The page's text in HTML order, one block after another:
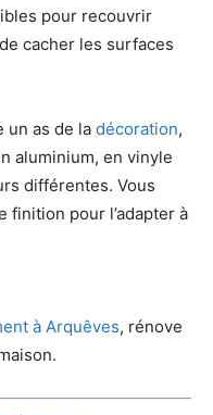
pour recouvrir
cacher les surfaces
un as de la décoration,
aluminium, en vinyle
différentes. Vous
finition pour l’adapter à
à Arquêves, rénove